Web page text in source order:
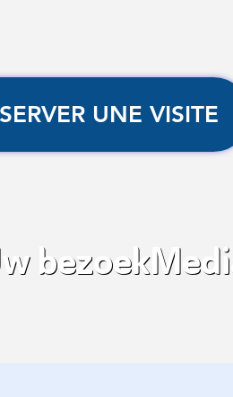
bezoek
UNE VISITE